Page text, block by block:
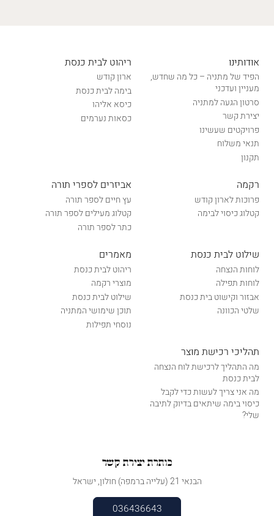
אודותינו
הפיד של מתניה – כל מה שחדש,
מעניין ועדכני
סרטון הגעה למתניה
יצירת קשר
פרויקטים שעשינו
תנאי משלוח
תקנון
ריהוט לבית כנסת
ארון קודש
בימה לבית כנסת
כיסא אליהו
כסאות נערמים
רקמה
פרוכות לארון קודש
קטלוג כיסוי לבימה
אביזרים לספרי תורה
עץ חיים לספר תורה
קטלוג מעילים לספר תורה
כתר לספר תורה
שילוט לבית כנסת
לוחות הנצחה
לוחות תפילה
אבזור וקישוט בית כנסת
שלטי הכוונה
מאמרים
ריהוט לבית כנסת
מוצרי רקמה
שילוט לבית כנסת
תוכן שימושי המתניה
נוסחי תפילות
תהליכי רכישת מוצר
מה התהליך לרכישת לוח הנצחה
לבית כנסת
מה אני צריך לעשות כדי לקבל
כיסוי בימה שיתאים בדיוק לתיבה
שלי?
כותרת יצירת קשר
הבנאי 21 (עלייה ברמפה) חולון, ישראל
036436643